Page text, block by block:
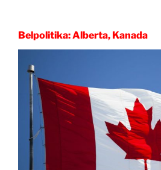
Belpolitika: Alberta, Kanada